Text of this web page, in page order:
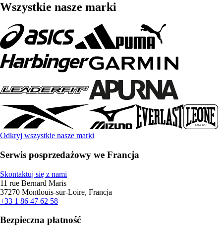
Wszystkie nasze marki
Odkryj wszystkie nasze marki
Serwis posprzedażowy we Francja
Skontaktuj się z nami
11 rue Bernard Maris
37270 Montlouis-sur-Loire, Francja
+33 1 86 47 62 58
Bezpieczna płatność